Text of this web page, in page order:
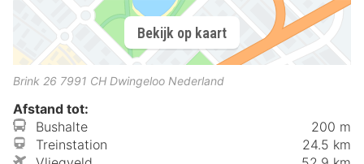
Bekijk op kaart
Brink 26 7991 CH Dwingeloo Nederland
Afstand tot:
Bushalte
200 m
Treinstation
24.5 km